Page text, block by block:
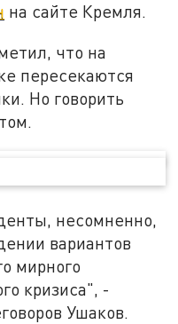
на сайте Кремля.
что на
пересекаются
Но говорить
несомненно,
вариантов
мирного
кризиса", -
Ушаков.